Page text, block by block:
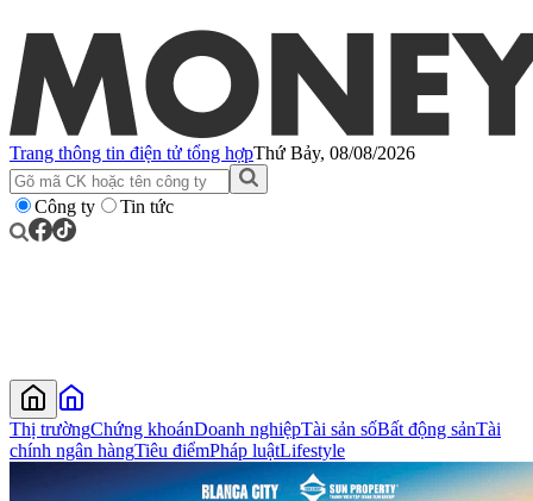
Trang thông tin điện tử tổng hợpThứ Bảy, 08/08/2026
Công ty Tin tức
Thị trườngChứng khoánDoanh nghiệpTài sản sốBất động sảnTài
chính ngân hàngTiêu điểmPháp luậtLifestyle